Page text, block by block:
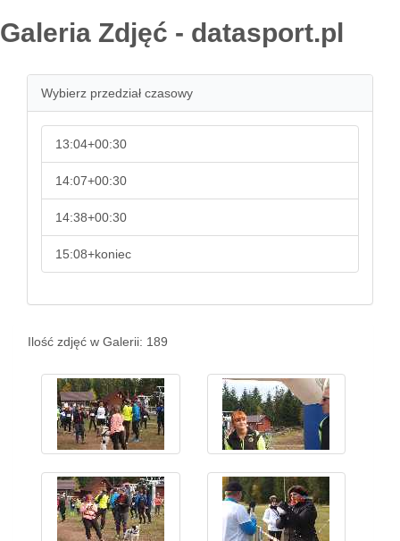
Galeria Zdjęć - datasport.pl
Wybierz przedział czasowy
13:04+00:30
14:07+00:30
14:38+00:30
15:08+koniec
Ilość zdjęć w Galerii: 189